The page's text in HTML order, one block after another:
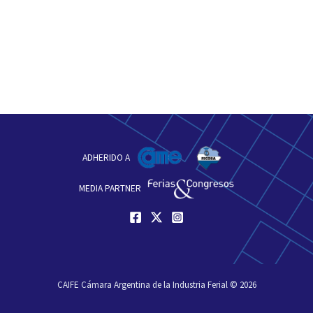
ADHERIDO A
MEDIA PARTNER
CAIFE Cámara Argentina de la Industria Ferial © 2026